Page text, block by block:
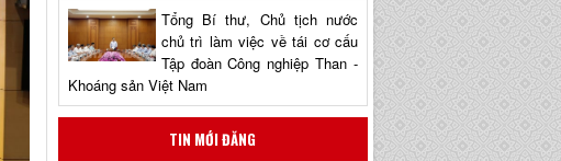
Tổng Bí thư, Chủ tịch nước
chủ trì làm việc về tái cơ cấu
Tập đoàn Công nghiệp Than -
Khoáng sản Việt Nam
TIN MỚI ĐĂNG